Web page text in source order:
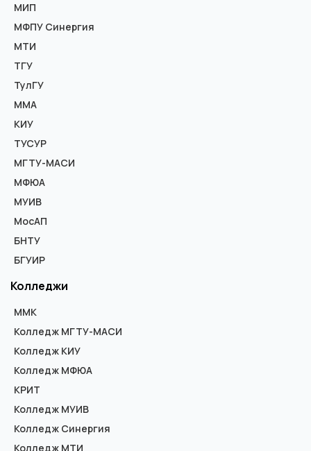
МИП
МФПУ Синергия
МТИ
ТГУ
ТулГУ
ММА
КИУ
ТУСУР
МГТУ-МАСИ
МФЮА
МУИВ
МосАП
БНТУ
БГУИР
Колледжи
ММК
Колледж МГТУ-МАСИ
Колледж КИУ
Колледж МФЮА
КРИТ
Колледж МУИВ
Колледж Синергия
Колледж МТИ